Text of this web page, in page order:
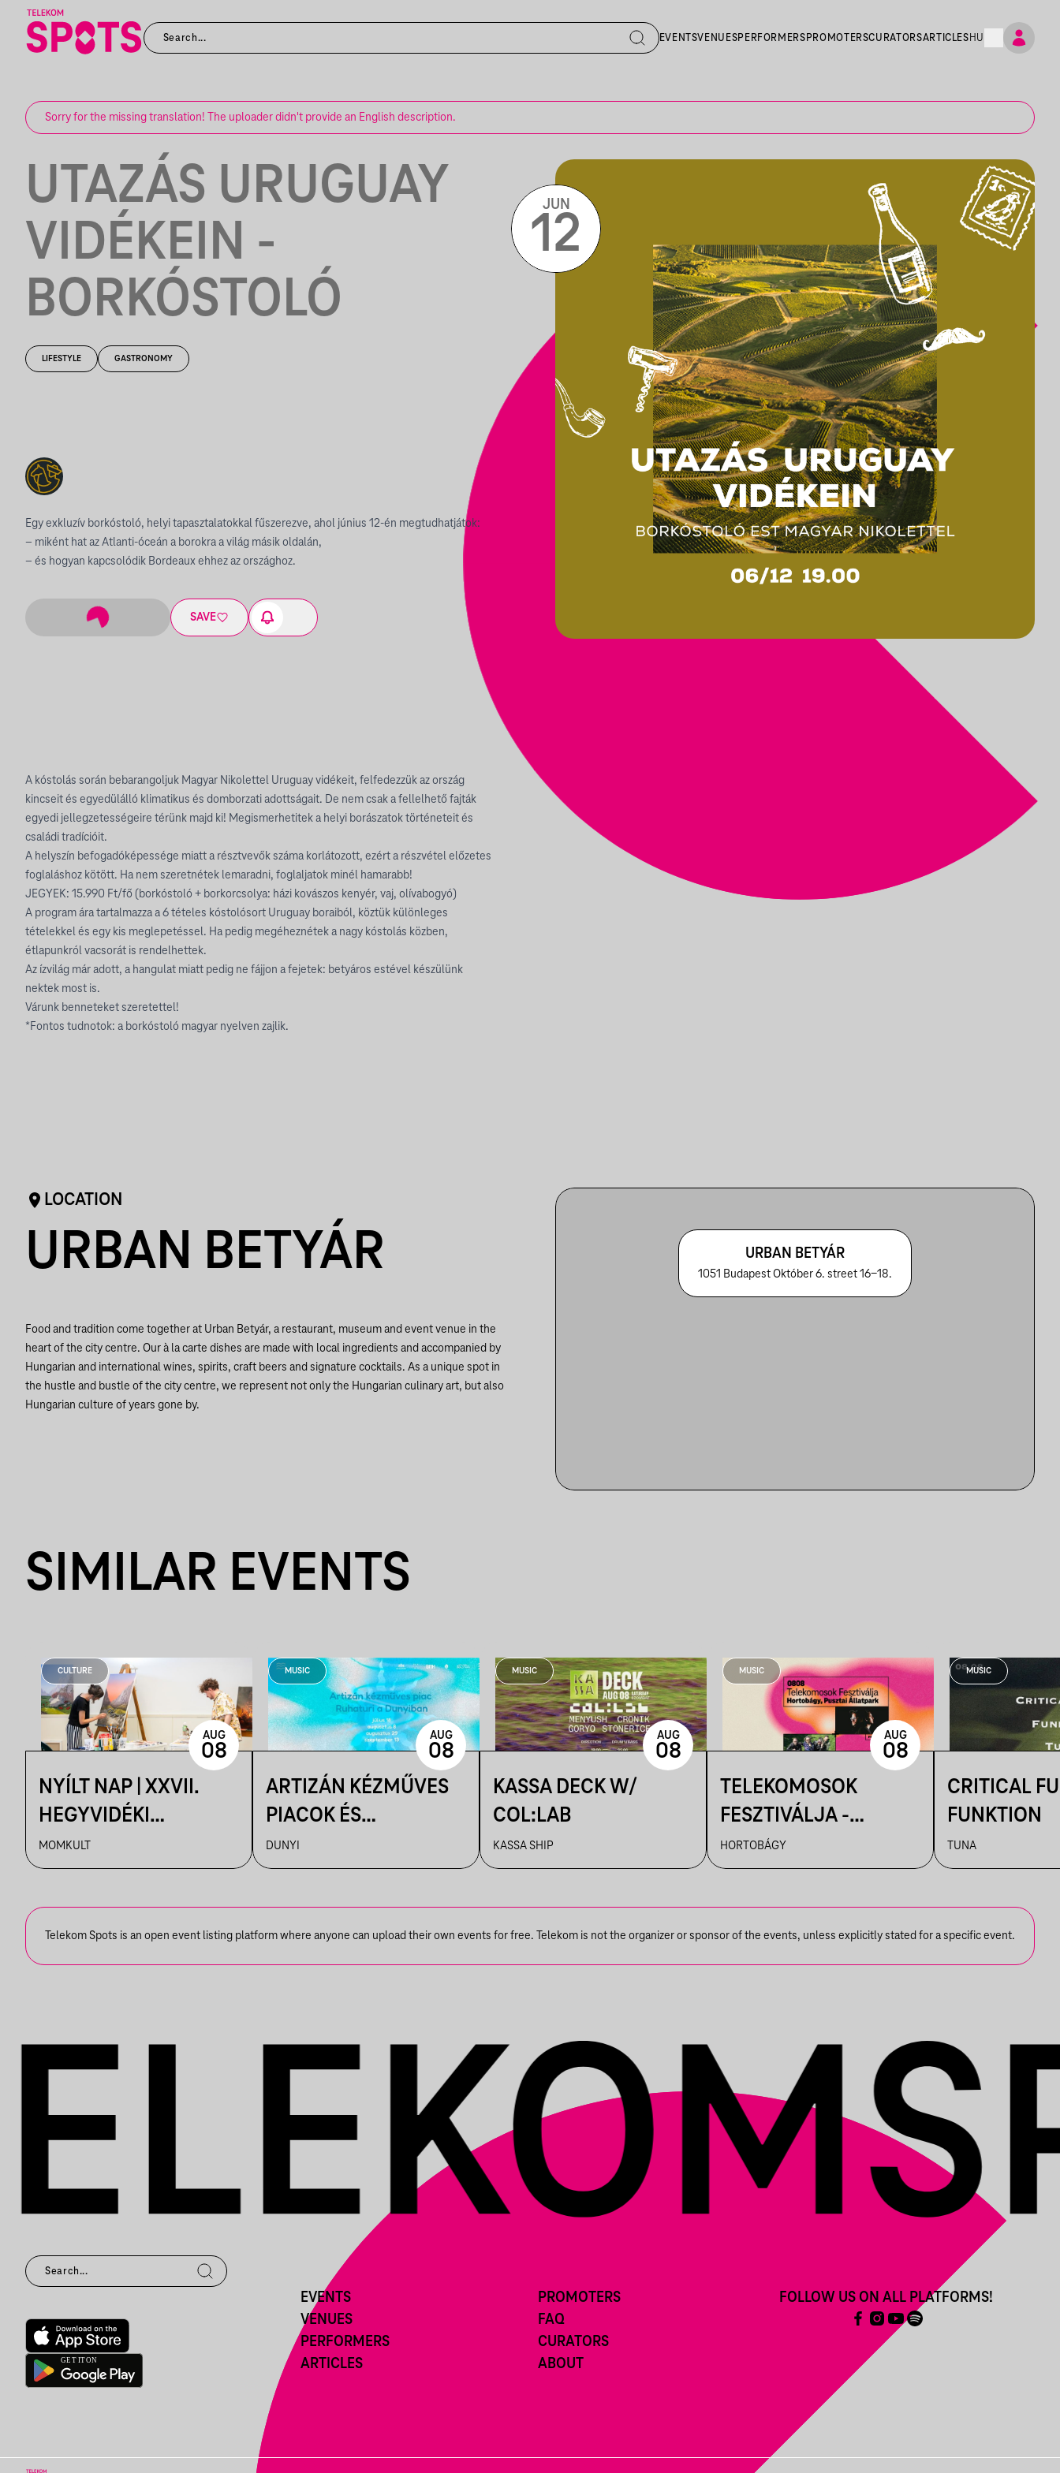
EVENTSVENUESPERFORMERS PROMOTERSCURATORSARTICLES HU
Sorry for the missing translation! The uploader didn't provide an English description.
UTAZÁS URUGUAY
VIDÉKEIN -
BORKÓSTOLÓ
LIFESTYLE GASTRONOMY
Egy exkluzív borkóstoló, helyi tapasztalatokkal fűszerezve, ahol június 12-én megtudhatjátok:
– miként hat az Atlanti-óceán a borokra a világ másik oldalán,
– és hogyan kapcsolódik Bordeaux ehhez az országhoz.
SAVE
JUN
12
A kóstolás során bebarangoljuk Magyar Nikolettel Uruguay vidékeit, felfedezzük az ország
kincseit és egyedülálló klimatikus és domborzati adottságait. De nem csak a fellelhető fajták
egyedi jellegzetességeire térünk majd ki! Megismerhetitek a helyi borászatok történeteit és
családi tradícióit.
A helyszín befogadóképessége miatt a résztvevők száma korlátozott, ezért a részvétel előzetes
foglaláshoz kötött. Ha nem szeretnétek lemaradni, foglaljatok minél hamarabb!
JEGYEK: 15.990 Ft/fő (borkóstoló + borkorcsolya: házi kovászos kenyér, vaj, olívabogyó)
A program ára tartalmazza a 6 tételes kóstolósort Uruguay boraiból, köztük különleges
tételekkel és egy kis meglepetéssel. Ha pedig megéheznétek a nagy kóstolás közben,
étlapunkról vacsorát is rendelhettek.
Az ízvilág már adott, a hangulat miatt pedig ne fájjon a fejetek: betyáros estével készülünk
nektek most is.
Várunk benneteket szeretettel!
*Fontos tudnotok: a borkóstoló magyar nyelven zajlik.
LOCATION
URBAN BETYÁR
Food and tradition come together at Urban Betyár, a restaurant, museum and event venue in the
heart of the city centre. Our à la carte dishes are made with local ingredients and accompanied by
Hungarian and international wines, spirits, craft beers and signature cocktails. As a unique spot in
the hustle and bustle of the city centre, we represent not only the Hungarian culinary art, but also
Hungarian culture of years gone by.
URBAN BETYÁR
1051 Budapest Október 6. street 16-18.
SIMILAR EVENTS
CULTURE
NYÍLT NAP | XXVII.
HEGYVIDÉKI
NEMZETKÖZI
MŰVÉSZTELEP
MOMKULT
AUG
08
MUSIC
ARTIZÁN KÉZMŰVES
PIACOK ÉS
RUHATURIK A
DUNYIBAN
DUNYI
AUG
08
MUSIC
KASSA DECK W/
COL:LAB
KASSA SHIP
AUG
08
MUSIC
TELEKOMOSOK
FESZTIVÁLJA -
HORTOBÁGYI
CSILLAGLES
HORTOBÁGY
AUG
08
MUSIC
CRITICAL
FUNKTION
TUNA
Telekom Spots is an open event listing platform where anyone can upload their own events for free. Telekom is not the organizer or sponsor of the events, unless explicitly stated for a specific event.
EVENTS
VENUES
PERFORMERS
ARTICLES
PROMOTERS
FAQ
CURATORS
ABOUT
FOLLOW US ON ALL PLATFORMS!